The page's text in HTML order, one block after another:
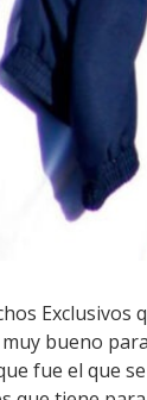
bueno
fue el que